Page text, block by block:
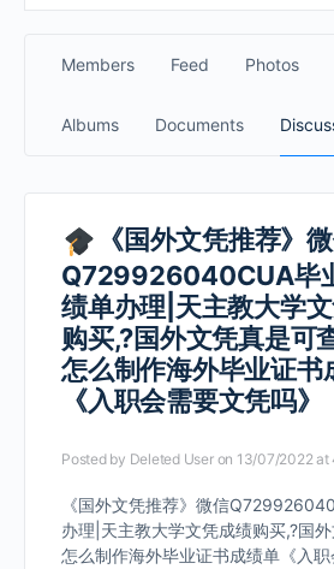
Members Feed Photos
Albums Documents
《国外文凭推荐》
Q729926040CUA毕
绩单办理|天主教大学
购买,?国外文凭真是可
怎么制作海外毕业证书
《入职会需要文凭吗》
Posted by Deleted User on 13/07/2022 at
《国外文凭推荐》微信
办理|天主教大学文凭成绩购买,?国
怎么制作海外毕业证书成绩单《入